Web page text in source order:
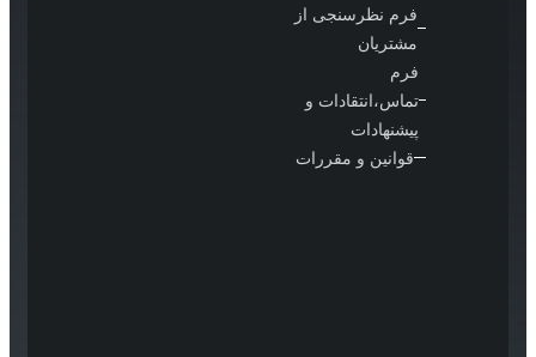
فرم نظرسنجی از
مشتریان
فرم
تماس،انتقادات و
پیشنهادات
قوانین و مقررات